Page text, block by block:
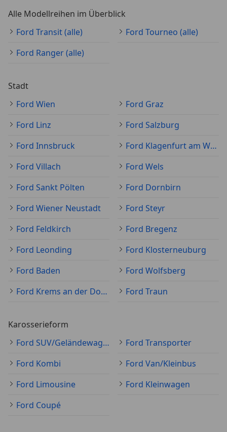
Alle Modellreihen im Überblick
Ford Transit (alle)
Ford Tourneo (alle)
Ford Ranger (alle)
Stadt
Ford Wien
Ford Graz
Ford Linz
Ford Salzburg
Ford Innsbruck
Ford Klagenfurt am Wörthersee
Ford Villach
Ford Wels
Ford Sankt Pölten
Ford Dornbirn
Ford Wiener Neustadt
Ford Steyr
Ford Feldkirch
Ford Bregenz
Ford Leonding
Ford Klosterneuburg
Ford Baden
Ford Wolfsberg
Ford Krems an der Donau
Ford Traun
Karosserieform
Ford SUV/Geländewagen/Pickup
Ford Transporter
Ford Kombi
Ford Van/Kleinbus
Ford Limousine
Ford Kleinwagen
Ford Coupé